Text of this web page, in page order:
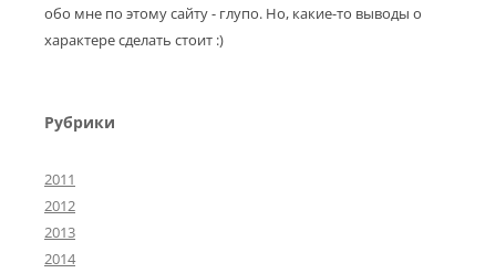
обо мне по этому сайту - глупо. Но, какие-то выводы о
характере сделать стоит :)
Рубрики
2011
2012
2013
2014